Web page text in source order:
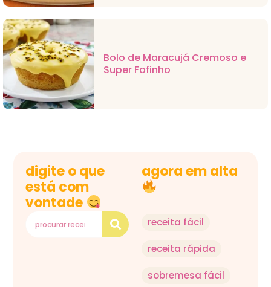
Bolo de Maracujá Cremoso e
Super Fofinho
digite o que
está com
vontade
agora em alta
receita fácil
receita rápida
sobremesa fácil